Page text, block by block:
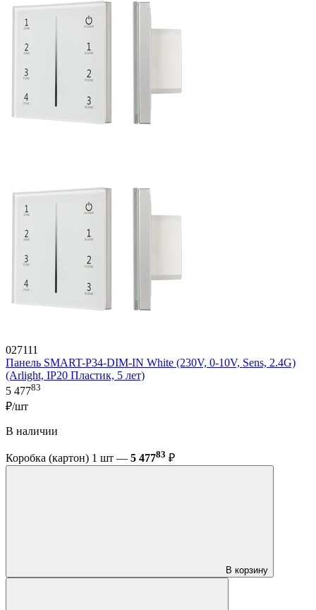
027111
Панель SMART-P34-DIM-IN White (230V, 0-10V, Sens, 2.4G)
(Arlight, IP20 Пластик, 5 лет)
5 47783
₽/шт
В наличии
Коробка (картон) 1 шт — 5 47783 ₽
В корзину